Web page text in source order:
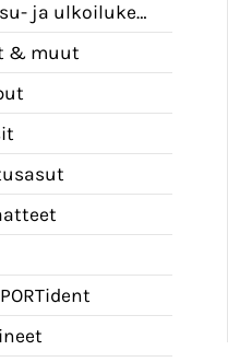
ja ulkoilukengät
& muut